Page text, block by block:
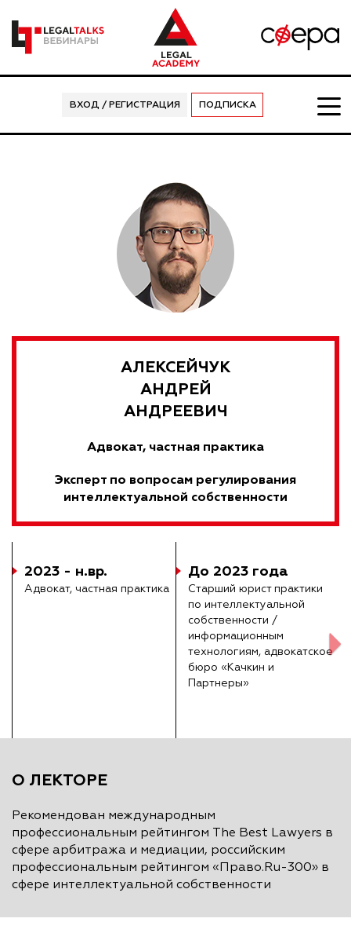
ВХОД / РЕГИСТРАЦИЯ ПОДПИСКА
АЛЕКСЕЙЧУК
АНДРЕЙ
АНДРЕЕВИЧ
Адвокат, частная практика
Эксперт по вопросам регулирования
интеллектуальной собственности
- н.вр.
частная практика
До 2023 года
Старший юрист практики
по интеллектуальной
собственности /
информационным
технологиям, адвокатское
бюро «Качкин и
Партнеры»
О ЛЕКТОРЕ
Рекомендован международным
профессиональным рейтингом The Best Lawyers в
сфере арбитража и медиации, российским
профессиональным рейтингом «Право.Ru-300» в
сфере интеллектуальной собственности